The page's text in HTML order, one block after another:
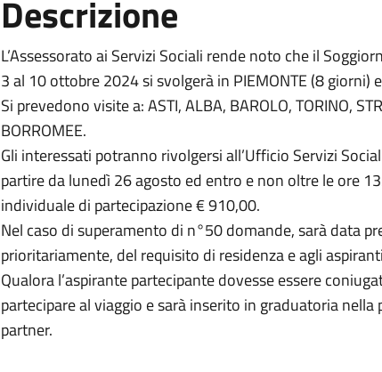
Descrizione
L’Assessorato ai Servizi Sociali rende noto che il
3 al 10 ottobre 2024 si svolgerà in PIEMONTE (8
Si prevedono visite a: ASTI, ALBA, BAROLO, TORINO,
BORROMEE.
Gli interessati potranno rivolgersi all’Ufficio Servizi
partire da lunedì 26 agosto ed entro e non oltre le ore
individuale di partecipazione € 910,00.
Nel caso di superamento di n°50 domande, sarà data
prioritariamente, del requisito di residenza e agli
Qualora l’aspirante partecipante dovesse essere
partecipare al viaggio e sarà inserito in graduatoria
partner.